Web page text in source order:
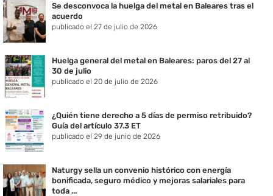
Se desconvoca la huelga del metal en Baleares tras el
acuerdo
publicado el 27 de julio de 2026
Huelga general del metal en Baleares: paros del 27 al
30 de julio
publicado el 20 de julio de 2026
¿Quién tiene derecho a 5 días de permiso retribuido?
Guía del artículo 37.3 ET
publicado el 29 de junio de 2026
Naturgy sella un convenio histórico con energía
bonificada, seguro médico y mejoras salariales para
toda ...